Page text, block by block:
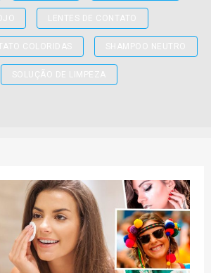
LENTES DE CONTATO
COLORIDAS SHAMPOO NEUTRO
SOLUÇÃO DE LIMPEZA